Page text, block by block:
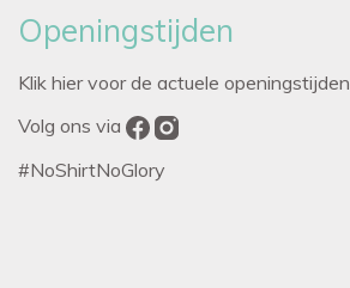
Openingstijden
Klik hier voor de actuele openingstijden
Volg ons via
#NoShirtNoGlory